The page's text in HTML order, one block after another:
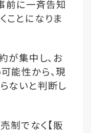
前に一斉告知
ことになりま
が集中し、お
能性から、現
ないと判断し
制でなく【販